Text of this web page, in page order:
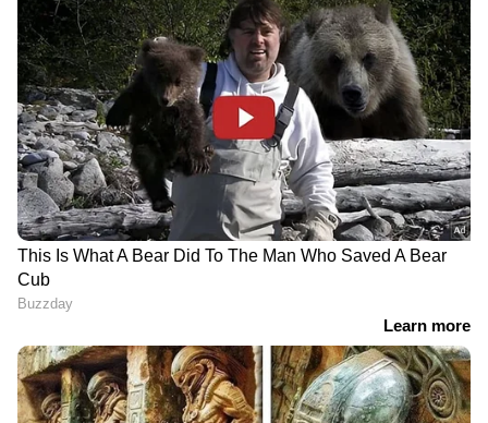
കഴിഞ്ഞ ഫെബ്രുവരിയില്‍ ഡോളറിനെതിരെ 91
എന്ന നിലയിലായിരുന്ന ഇന്ത്യന്‍ രൂപയുടെ മൂല്യം
ഇപ്പോള്‍ 97-ന് അടുത്തെത്തിയിരിക്കുകയാണ്.
എന്നാല്‍ രൂപയുടെ മൂല്യം 100 തൊടുമോ എന്ന
കാര്യത്തില്‍ അമിതമായി
ആശങ്കപ്പെടേണ്ടതില്ലെന്ന് ഗീതാ ഗോപിനാഥ്
പറഞ്ഞു. വിനിമയ നിരക്കിന്റെ കൃത്യമായ
സംഖ്യയല്ല പ്രധാനം. മറിച്ച് രാജ്യത്തെ
തൊഴിലവസരങ്ങള്‍, വിലക്കയറ്റം, ഉല്‍പ്പാദനം
എന്നിവയ്ക്കാണ് പ്രാധാന്യം നല്‍കേണ്ടതെന്നും
അവർ പറയുന്നു.